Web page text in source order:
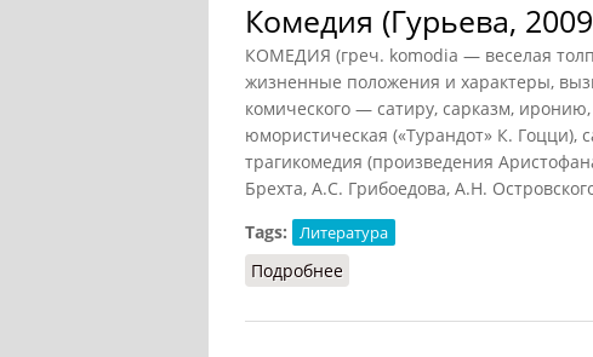
Комедия (Гурьева,
КОМЕДИЯ (греч. komodia — веселая
жизненные положения и характеры,
комического — сатиру, сарказм,
юмористическая («Турандот» К. Гоцци),
трагикомедия (произведения
Брехта, А.С. Грибоедова, А.Н.
Tags:
Литература
Подробнее